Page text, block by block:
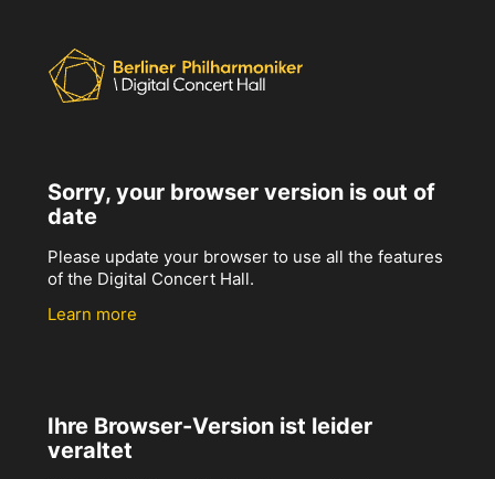
Sorry, your browser version is out of
date
Please update your browser to use all the features
of the Digital Concert Hall.
Learn more
Ihre Browser-Version ist leider
veraltet